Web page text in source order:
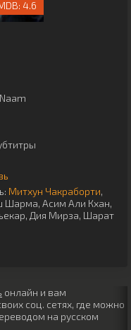
4.6
Митхун Чакраборти,
Шарма, Асим Али Кхан,
, Дия Мирза, Шарат
онлайн и вам
соц. сетях, где можно
на русском